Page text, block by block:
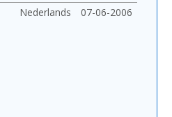
Nederlands 07-06-2006